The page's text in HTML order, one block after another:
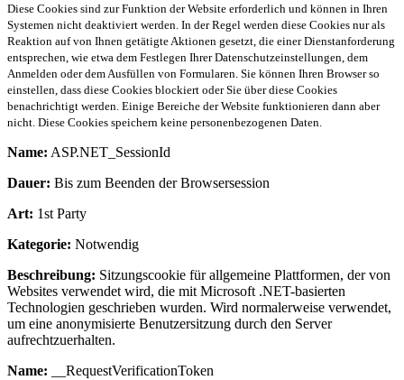
Diese Cookies sind zur Funktion der Website erforderlich und können in Ihren
Systemen nicht deaktiviert werden. In der Regel werden diese Cookies nur als
Reaktion auf von Ihnen getätigte Aktionen gesetzt, die einer Dienstanforderung
entsprechen, wie etwa dem Festlegen Ihrer Datenschutzeinstellungen, dem
Anmelden oder dem Ausfüllen von Formularen. Sie können Ihren Browser so
einstellen, dass diese Cookies blockiert oder Sie über diese Cookies
benachrichtigt werden. Einige Bereiche der Website funktionieren dann aber
nicht. Diese Cookies speichern keine personenbezogenen Daten.
Name: ASP.NET_SessionId
Dauer: Bis zum Beenden der Browsersession
Art: 1st Party
Kategorie: Notwendig
Beschreibung: Sitzungscookie für allgemeine Plattformen, der von
Websites verwendet wird, die mit Microsoft .NET-basierten
Technologien geschrieben wurden. Wird normalerweise verwendet,
um eine anonymisierte Benutzersitzung durch den Server
aufrechtzuerhalten.
Name: __RequestVerificationToken